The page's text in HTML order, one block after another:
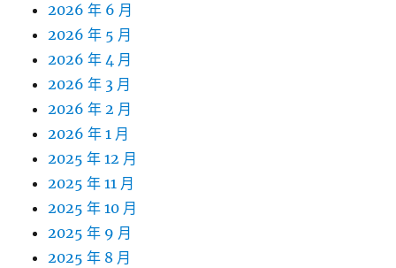
2026 年 6 月
2026 年 5 月
2026 年 4 月
2026 年 3 月
2026 年 2 月
2026 年 1 月
2025 年 12 月
2025 年 11 月
2025 年 10 月
2025 年 9 月
2025 年 8 月